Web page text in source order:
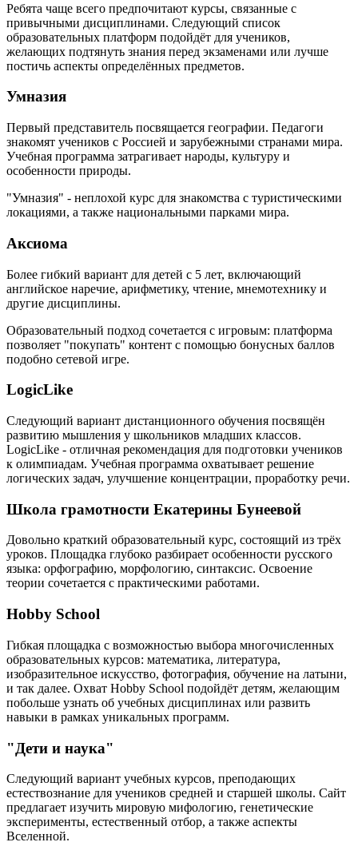
Ребята чаще всего предпочитают курсы, связанные с
привычными дисциплинами. Следующий список
образовательных платформ подойдёт для учеников,
желающих подтянуть знания перед экзаменами или лучше
постичь аспекты определённых предметов.
Умназия
Первый представитель посвящается географии. Педагоги
знакомят учеников с Россией и зарубежными странами мира.
Учебная программа затрагивает народы, культуру и
особенности природы.
"Умназия" - неплохой курс для знакомства с туристическими
локациями, а также национальными парками мира.
Аксиома
Более гибкий вариант для детей с 5 лет, включающий
английское наречие, арифметику, чтение, мнемотехнику и
другие дисциплины.
Образовательный подход сочетается с игровым: платформа
позволяет "покупать" контент с помощью бонусных баллов
подобно сетевой игре.
LogicLike
Следующий вариант дистанционного обучения посвящён
развитию мышления у школьников младших классов.
LogicLike - отличная рекомендация для подготовки учеников
к олимпиадам. Учебная программа охватывает решение
логических задач, улучшение концентрации, проработку речи.
Школа грамотности Екатерины Бунеевой
Довольно краткий образовательный курс, состоящий из трёх
уроков. Площадка глубоко разбирает особенности русского
языка: орфографию, морфологию, синтаксис. Освоение
теории сочетается с практическими работами.
Hobby School
Гибкая площадка с возможностью выбора многочисленных
образовательных курсов: математика, литература,
изобразительное искусство, фотография, обучение на латыни,
и так далее. Охват Hobby School подойдёт детям, желающим
побольше узнать об учебных дисциплинах или развить
навыки в рамках уникальных программ.
"Дети и наука"
Следующий вариант учебных курсов, преподающих
естествознание для учеников средней и старшей школы. Сайт
предлагает изучить мировую мифологию, генетические
эксперименты, естественный отбор, а также аспекты
Вселенной.